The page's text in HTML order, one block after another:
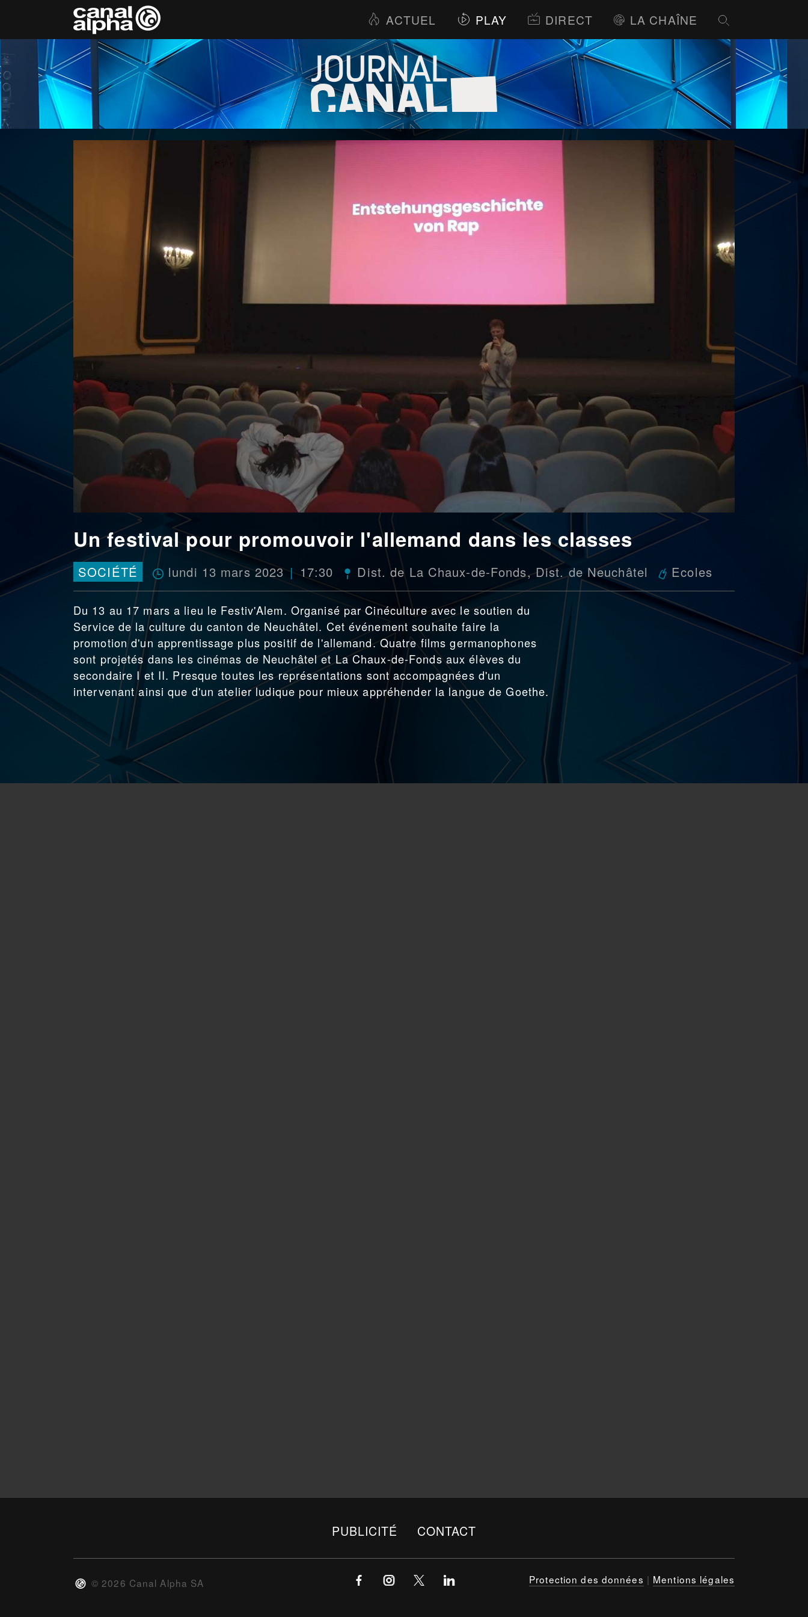
ACTUEL PLAY DIRECT LA CHAÎNE
Un festival pour promouvoir l'allemand dans les classes
SOCIÉTÉ lundi 13 mars 2023 17:30 Dist. de La Chaux-de-Fonds, Dist. de Neuchâtel Ecoles
Du 13 au 17 mars a lieu le Festiv'Alem. Organisé par Cinéculture avec le soutien du
Service de la culture du canton de Neuchâtel. Cet événement souhaite faire la
promotion d'un apprentissage plus positif de l'allemand. Quatre films germanophones
sont projetés dans les cinémas de Neuchâtel et La Chaux-de-Fonds aux élèves du
secondaire I et II. Presque toutes les représentations sont accompagnées d'un
intervenant ainsi que d'un atelier ludique pour mieux appréhender la langue de Goethe.
PUBLICITÉ CONTACT
© 2026 Canal Alpha SA Protection des données | Mentions légales